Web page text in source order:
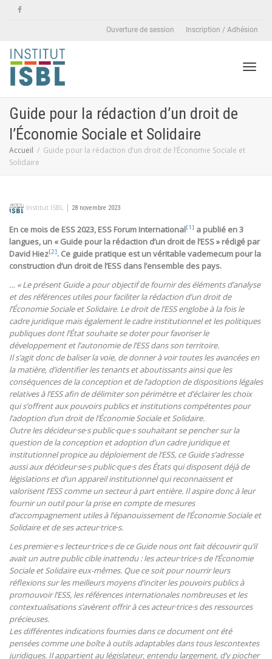
Ouverture de session Inscription / Adhésion
Guide pour la rédaction d’un droit de
l’Économie Sociale et Solidaire
Accueil
Guide pour la rédaction d’un droit de l’Économie Sociale et
Solidaire
Institut ISBL | 28 novembre 2023
En ce mois de ESS 2023, ESS Forum International[1] a publié en 3
langues, un « Guide pour la rédaction d’un droit de l’ESS » rédigé par
David Hiez[2]. Ce guide pratique est un véritable vademecum pour la
construction d’un droit de l’ESS dans l’ensemble des pays.
… « Le présent Guide a pour objectif de fournir des éléments d’analyse
et des références utiles pour faciliter la rédaction d’un droit de
l’Économie Sociale et Solidaire. Le droit de l’ESS englobe à la fois le
cadre juridique mais également le cadre institutionnel et les politiques
publiques dont l’État souhaite se doter pour favoriser le
développement et l’autonomie de l’ESS dans son territoire.
Il s’agit donc de baliser la voie, de donner à voir toutes les avancées en
la matière, d’identifier les tenants et aboutissants ainsi que les
conséquences de la conception et de l’adoption de dispositions légales
relatives à l’ESS afin de délimiter son périmètre et d’éclairer les choix
qui s’offrent aux pouvoirs publics et institutions compétentes pour
l’adoption d’un droit de l’Économie Sociale et Solidaire.
Outre les décideur·se·s public·que·s souhaitant se pencher sur la
question de la conception et adoption d’un cadre juridique et
institutionnel propice au déploiement de l’ESS, ce Guide s’adresse
aussi aux décideur·se·s public·que·s des États qui disposent déjà de
législations et d’un appareil institutionnel qui reconnaissent et
valorisent l’ESS comme un secteur à part entière. Il aspire donc à leur
fournir un outil pour la prise en compte de mesures
d’accompagnement utiles à l’épanouissement de l’Économie Sociale et
Solidaire et de ses acteur·trice·s.
Les premier·e·s lecteur·trice·s de ce Guide nous ont fait découvrir qu’il
avait un autre public cible inattendu : les acteur·trice·s de l’Économie
Sociale et Solidaire eux-mêmes. Que ce soit pour nourrir leurs
réflexions sur les meilleurs moyens d’inciter les pouvoirs publics à
promouvoir l’ESS, les références internationales nombreuses et les
contextualisations s’avèrent offrir à ces acteur·trice·s des ressources
précieuses.
Les différentes indications fournies dans ce document ont été
pensées comme une boîte à outils adaptables dans tous lescontextes
juridiques. Il appartient au législateur, entendu largement, d’y piocher